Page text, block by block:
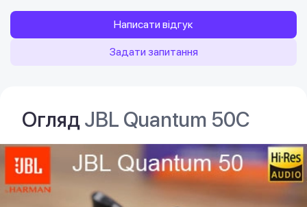
Написати відгук
Задати запитання
ОглядJBL Quantum 50С